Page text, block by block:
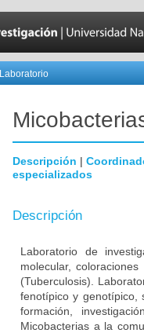
Laboratorio
Descripción |
especializados
Descripción
Laboratorio de
molecular,
(Tuberculosis).
fenotípico y genotípico,
formación,
Micobacterias a la